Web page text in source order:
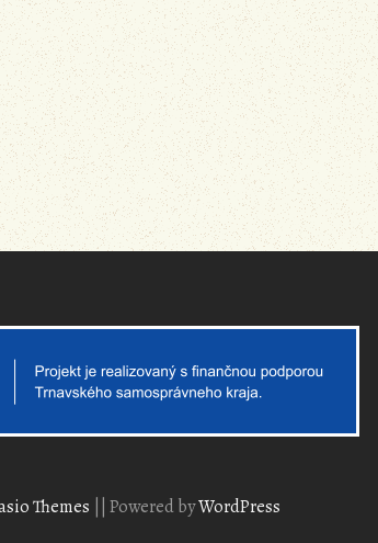
Themes Powered byWordPress